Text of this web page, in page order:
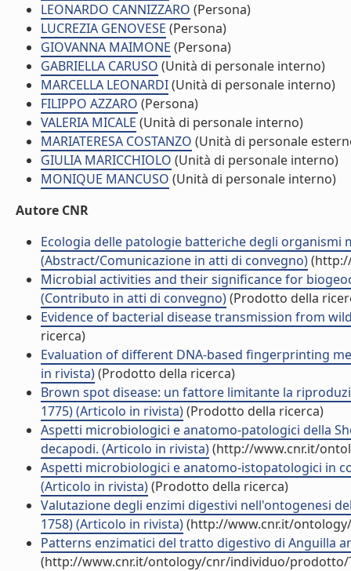
LEONARDO CANNIZZARO (Persona)
LUCREZIA GENOVESE (Persona)
GIOVANNA MAIMONE (Persona)
GABRIELLA CARUSO (Unità di personale interno)
MARCELLA LEONARDI(Unità di personale interno)
FILIPPO AZZARO (Persona)
VALERIA MICALE (Unità di personale interno)
MARIATERESA COSTANZO (Unità di personale
GIULIA MARICCHIOLO (Unità di personale interno)
MONIQUE MANCUSO (Unità di personale interno)
Autore CNR
Ecologia delle patologie batteriche degli
(Abstract/Comunicazione in atti di convegno)
Microbial activities and their significance for
(Contributo in atti di convegno)(Prodotto della
Evidence of bacterial disease transmission from
ricerca)
Evaluation of different DNA-based fingerprinting
in rivista)(Prodotto della ricerca)
Brown spot disease: un fattore limitante la
1775) (Articolo in rivista)(Prodotto della ricerca)
Aspetti microbiologici e anatomo-patologici della
decapodi. (Articolo in rivista)(http://www.cnr.it/
Aspetti microbiologici e anatomo-istopatologici in
(Articolo in rivista)(Prodotto della ricerca)
Valutazione degli enzimi digestivi nell'ontogenesi
1758) (Articolo in rivista)(http://www.cnr.it/
Patterns enzimatici del tratto digestivo di Anguilla
(http://www.cnr.it/ontology/cnr/individuo/prodotto/